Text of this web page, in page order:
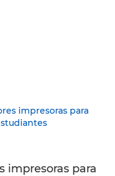
impresoras para